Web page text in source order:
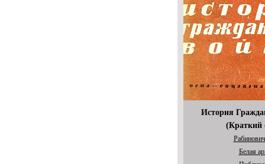
История
(Краткий
Белая